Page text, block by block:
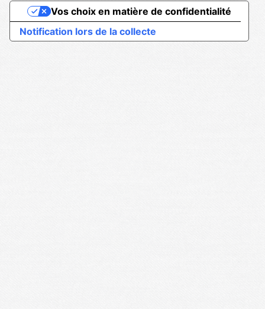
Notification lors de la collecte
Vos choix en matière de confidentialité